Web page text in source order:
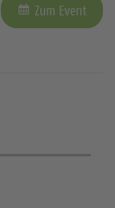
Zum Event